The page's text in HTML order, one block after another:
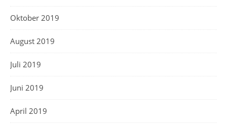
Oktober 2019
August 2019
Juli 2019
Juni 2019
April 2019